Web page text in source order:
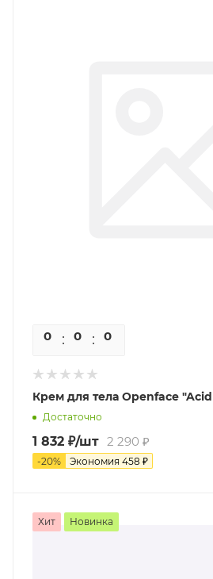
0 0 0
Крем для тела Openface
Достаточно
1 832 ₽/шт 2 290 ₽
-20% Экономия 458 ₽
Хит Новинка